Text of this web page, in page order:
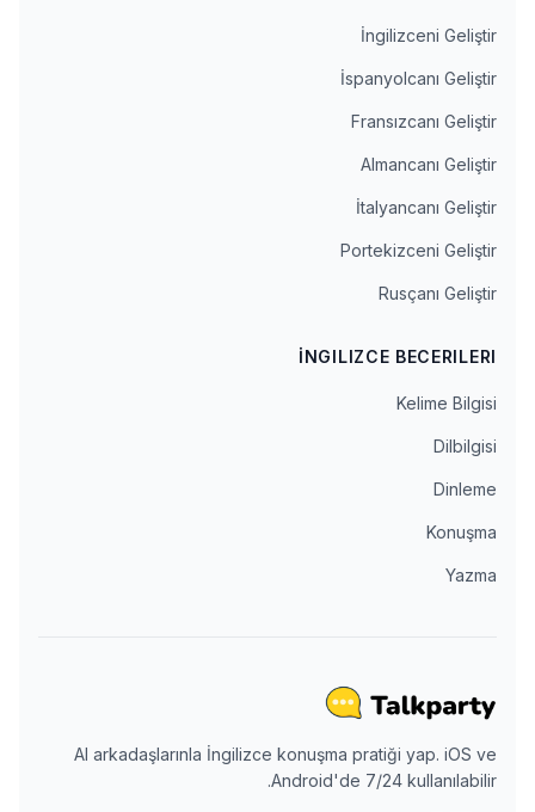
İngilizceni Geliştir
İspanyolcanı Geliştir
Fransızcanı Geliştir
Almancanı Geliştir
İtalyancanı Geliştir
Portekizceni Geliştir
Rusçanı Geliştir
İNGILIZCE BECERILERI
Kelime Bilgisi
Dilbilgisi
Dinleme
Konuşma
Yazma
AI arkadaşlarınla İngilizce konuşma pratiği yap. iOS ve
Android'de 7/24 kullanılabilir.